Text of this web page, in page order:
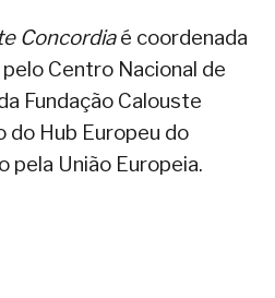
Concordiaé coordenada
Centro Nacional de
Fundação Calouste
do Hub Europeu do
pela União Europeia.